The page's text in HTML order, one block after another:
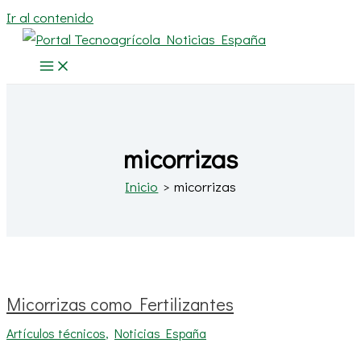
Ir al contenido
micorrizas
Inicio micorrizas
Micorrizas como Fertilizantes
Artículos técnicos, Noticias España